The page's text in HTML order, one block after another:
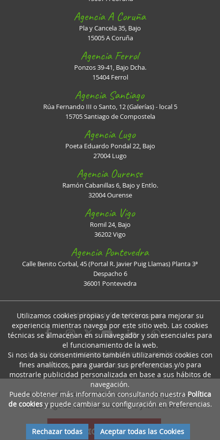
Agencia A Coruña
Pla y Cancela 35, Bajo
15005 A Coruña
Agencia Ferrol
Ponzos 39-41, Bajo Dcha.
15404 Ferrol
Agencia Santiago
Rúa Fernando III o Santo, 12 (Galerías) - local 5
15705 Santiago de Compostela
Agencia Lugo
Poeta Eduardo Pondal 22, Bajo
27004 Lugo
Agencia Ourense
Ramón Cabanillas 6, Bajo y Entlo.
32004 Ourense
Agencia Vigo
Romil 24, Bajo
36202 Vigo
Agencia Pontevedra
Calle Benito Corbal, 45 (Portal R. Javier Puig Llamas) Planta 3ª
Despacho 6
36001 Pontevedra
981 16 93 36 Ifaxpg@faxpg.es
MAPA WEBIACCESIBILIDAD WEBIPOLÍTICA DE
PRIVACIDADIAVISO LEGALILICENCIA
El desarrollo de esta WEB ha sido posible gracias al
mecenazgo de la Fundación Barrié y la RSC de Edisa
Utilizamos cookies propias y de terceros para mejorar su
experiencia mientras navega por este sitio web. Las cookies
técnicas se almacenan en su navegador y son esenciales para
el funcionamiento de la web.
Si nos da su consentimiento también utilizaremos cookies con
fines analíticos, para guardar sus preferencias y/o para
mostrarle publicidad personalizada en base a sus hábitos de
navegación.
Puede obtener más información consultando nuestraPolítica
de cookiesy puede cambiar su configuración en Preferencias.
Rechazar todas Aceptar todas las Cookies